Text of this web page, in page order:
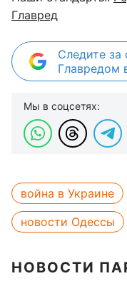
Главред
Следите
Главредом
Мы в соцсетях:
война в Украине
новости Одессы
НОВОСТИ